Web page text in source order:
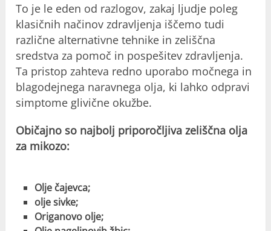
To je le eden od razlogov, zakaj ljudje poleg
klasičnih načinov zdravljenja iščemo tudi
različne alternativne tehnike in zeliščna
sredstva za pomoč in pospešitev zdravljenja.
Ta pristop zahteva redno uporabo močnega in
blagodejnega naravnega olja, ki lahko odpravi
simptome glivične okužbe.
Običajno so najbolj priporočljiva zeliščna olja
za mikozo:
Olje čajevca;
olje sivke;
Origanovo olje;